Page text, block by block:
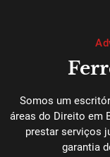
Somos um
áreas do Direito em
prestar serviços
garantia